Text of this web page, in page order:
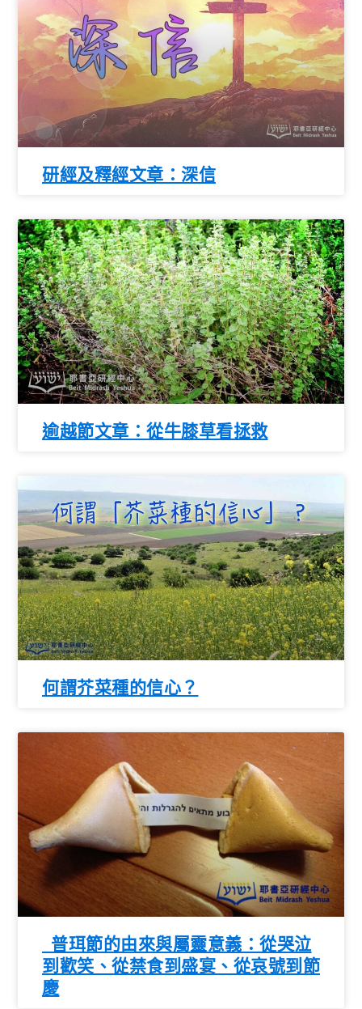
研經及釋經文章：深信
逾越節文章：從牛膝草看拯救
何謂芥菜種的信心？
普珥節的由來與屬靈意義：從哭泣
到歡笑、從禁食到盛宴、從哀號到節
慶